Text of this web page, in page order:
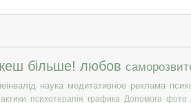
більше! любов
наука медитативное реклама
психотерапія графика Допомога фото